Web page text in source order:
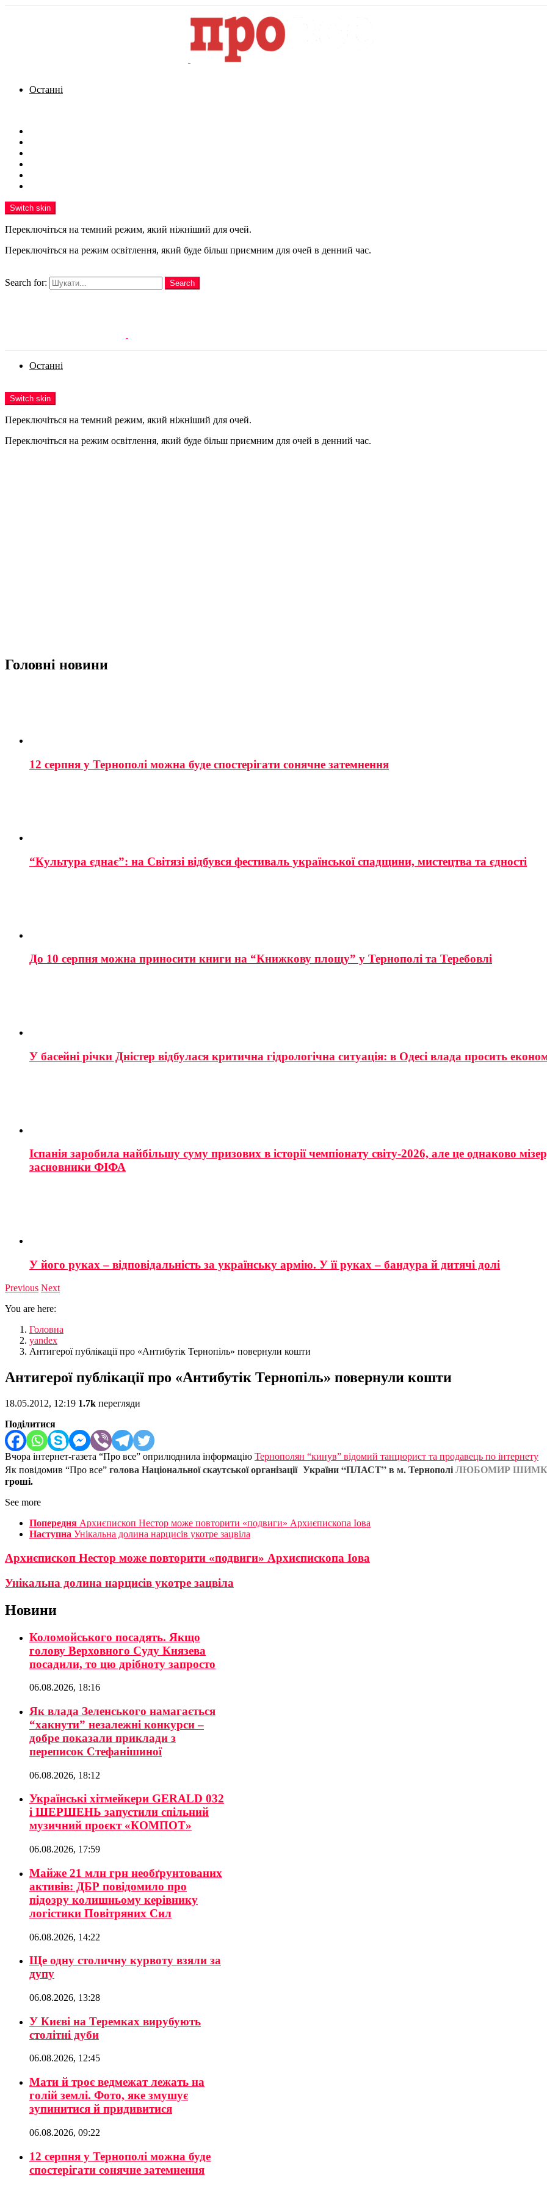
Останні
Switch skin
Переключіться на темний режим, який ніжніший для очей.
Переключіться на режим освітлення, який буде більш приємним для очей в денний час.
Search for:
Search
Останні
Switch skin
Переключіться на темний режим, який ніжніший для очей.
Переключіться на режим освітлення, який буде більш приємним для очей в денний час.
Головні новини
12 серпня у Тернополі можна буде спостерігати сонячне затемнення
“Культура єднає”: на Світязі відбувся фестиваль української спадщини, мистецтва та єдності
До 10 серпня можна приносити книги на “Книжкову площу” у Тернополі та Теребовлі
У басейні річки Дністер відбулася критична гідрологічна ситуація: в Одесі влада просить
Іспанія заробила найбільшу суму призових в історії чемпіонату світу-2026, але це однаково
засновники ФІФА
У його руках – відповідальність за українську армію. У її руках – бандура й дитячі долі
Previous Next
You are here:
Головна
yandex
Антигерої публікації про «Антибутік Тернопіль» повернули кошти
Антигерої публікації про «Антибутік Тернопіль» повернули кошти
18.05.2012, 12:19 1.7k перегляди
Поділитися
Вчора інтернет-газета “Про все” оприлюднила інформацію Тернополян “кинув” відомий танцюрист та продавець по інтернету
Як повідомив “Про все” голова Національної скаутської організації України “ПЛАСТ” в м. ТернополіЛЮБОМИР
гроші.
See more
Попередня Архиєпископ Нестор може повторити «подвиги» Архиєпископа Іова
Наступна Унікальна долина нарцисів укотре зацвіла
Архиєпископ Нестор може повторити «подвиги» Архиєпископа Іова
Унікальна долина нарцисів укотре зацвіла
Новини
Коломойського посадять. Якщо
голову Верховного Суду Князева
посадили, то цю дрібноту запросто
06.08.2026, 18:16
Як влада Зеленського намагається
“хакнути” незалежні конкурси –
добре показали приклади з
переписок Стефанішиної
06.08.2026, 18:12
Українські хітмейкери GERALD 032
і ШЕРШЕНЬ запустили спільний
музичний проєкт «КОМПОТ»
06.08.2026, 17:59
Майже 21 млн грн необґрунтованих
активів: ДБР повідомило про
підозру колишньому керівнику
логістики Повітряних Сил
06.08.2026, 14:22
Ще одну столичну курвоту взяли за
дупу
06.08.2026, 13:28
У Києві на Теремках вирубують
столітні дуби
06.08.2026, 12:45
Мати й троє ведмежат лежать на
голій землі. Фото, яке змушує
зупинитися й придивитися
06.08.2026, 09:22
12 серпня у Тернополі можна буде
спостерігати сонячне затемнення